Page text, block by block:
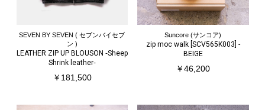
SEVEN BY SEVEN ( セブンバイセブ
ン )
LEATHER ZIP UP BLOUSON ‐Sheep
Shrink leather‐
￥181,500
Suncore (サンコア)
zip moc walk [SCV565K003] -
BEIGE
￥46,200